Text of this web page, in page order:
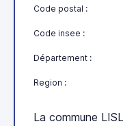
Code postal :
Code insee :
Département :
Region :
La commune